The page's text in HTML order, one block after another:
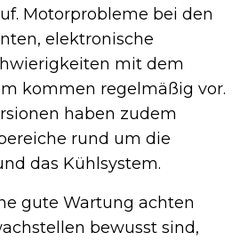
Motorprobleme bei den
elektronische
mit dem
kommen regelmäßig vor.
haben zudem
rund um die
das Kühlsystem.
gute Wartung achten
bewusst sind,